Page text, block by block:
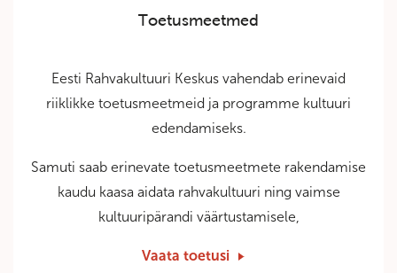
Toetusmeetmed
Eesti Rahvakultuuri Keskus vahendab erinevaid
riiklikke toetusmeetmeid ja programme kultuuri
edendamiseks.
Samuti saab erinevate toetusmeetmete rakendamise
kaudu kaasa aidata rahvakultuuri ning vaimse
kultuuripärandi väärtustamisele,
Vaata toetusi